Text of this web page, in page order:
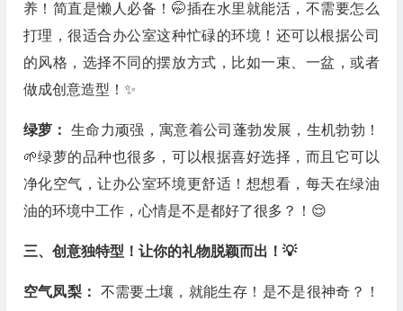
养！简直是懒人必备！🤭插在水里就能活，不需要怎么
打理，很适合办公室这种忙碌的环境！还可以根据公司
的风格，选择不同的摆放方式，比如一束、一盆，或者
做成创意造型！✨
绿萝： 生命力顽强，寓意着公司蓬勃发展，生机勃勃！
🌱绿萝的品种也很多，可以根据喜好选择，而且它可以
净化空气，让办公室环境更舒适！想想看，每天在绿油
油的环境中工作，心情是不是都好了很多？！😌
三、创意独特型！让你的礼物脱颖而出！💡
空气凤梨： 不需要土壤，就能生存！是不是很神奇？！